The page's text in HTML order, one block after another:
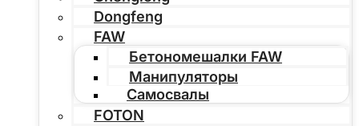
Dongfeng
FAW
Бетономешалки FAW
Манипуляторы
Самосвалы
FOTON